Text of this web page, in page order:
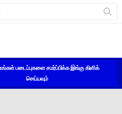
படைப்புகளை சமர்ப்பிக்க இங்கு கிளிக்
செய்யவும்